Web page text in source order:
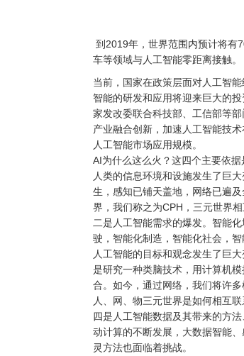
到2019年，世界范围内预计将有
车等领域与人工智能零距离接触。
当前，国家在政策层面对人工智
智能的研发和应用将迎来巨大的
家发改委联合科技部、工信部等
产业融合创新，加速人工智能技
人工智能市场应用规模。
AI为什么这么火？这四个主要依据
人类的信息环境和设施发生了巨
生，感知已铺天盖地，网络已遍
界，我们称之为CPH，三元世界
二是人工智能需求的爆发。智能
驶，智能化制造，智能化社会，
人工智能的目标和观念发生了巨
是研究一种类脑技术，用计算机
合。如今，通过网络，我们将许
人、网、物三元世界是如何相互
四是人工智能数据及其带来的方
动计算的不断发展，大数据智能
灵方法也面临着挑战。